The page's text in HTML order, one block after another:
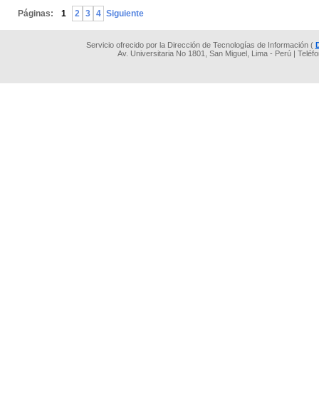
Páginas: 1 2 3 4 Siguiente
Servicio ofrecido por la Dirección de Tecnologías de Información (
Av. Universitaria No 1801, San Miguel, Lima - Perú |